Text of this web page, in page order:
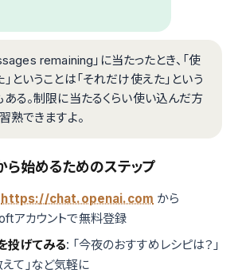
remaining」に当たったとき、「使
」ということは「それだけ使えた」という
ある。制限に当たるくらい使い込んだ方
熟できますよ。
始めるためのステップ
https://chat.openai.com から
アカウントで無料登録
投げてみる: 「今夜のおすすめレシピは？」
て」など気軽に